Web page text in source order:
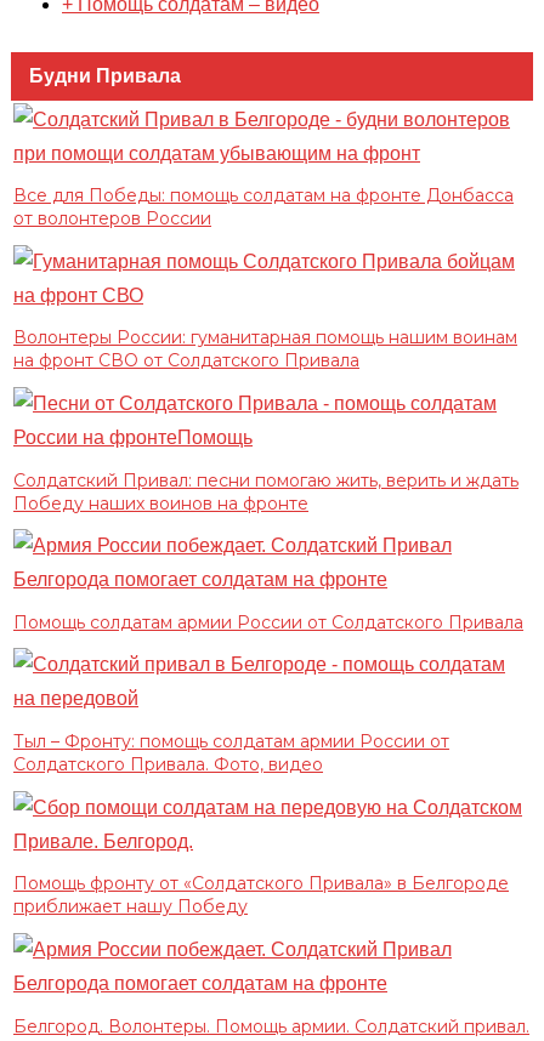
Будни Привала
Все для Победы: помощь солдатам на фронте Донбасса
от волонтеров России
Волонтеры России: гуманитарная помощь нашим воинам
на фронт СВО от Солдатского Привала
Солдатский Привал: песни помогаю жить, верить и ждать
Победу наших воинов на фронте
Помощь солдатам армии России от Солдатского Привала
Тыл – Фронту: помощь солдатам армии России от
Солдатского Привала. Фото, видео
Помощь фронту от «Солдатского Привала» в Белгороде
приближает нашу Победу
Белгород. Волонтеры. Помощь армии. Солдатский привал.